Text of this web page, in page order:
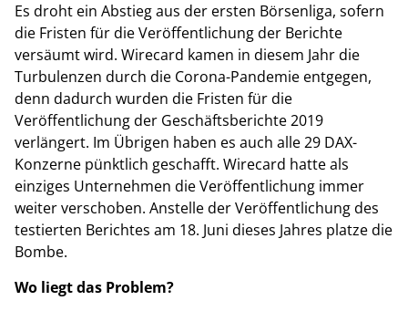
Es droht ein Abstieg aus der ersten Börsenliga, sofern
die Fristen für die Veröffentlichung der Berichte
versäumt wird. Wirecard kamen in diesem Jahr die
Turbulenzen durch die Corona-Pandemie entgegen,
denn dadurch wurden die Fristen für die
Veröffentlichung der Geschäftsberichte 2019
verlängert. Im Übrigen haben es auch alle 29 DAX-
Konzerne pünktlich geschafft. Wirecard hatte als
einziges Unternehmen die Veröffentlichung immer
weiter verschoben. Anstelle der Veröffentlichung des
testierten Berichtes am 18. Juni dieses Jahres platze die
Bombe.
Wo liegt das Problem?